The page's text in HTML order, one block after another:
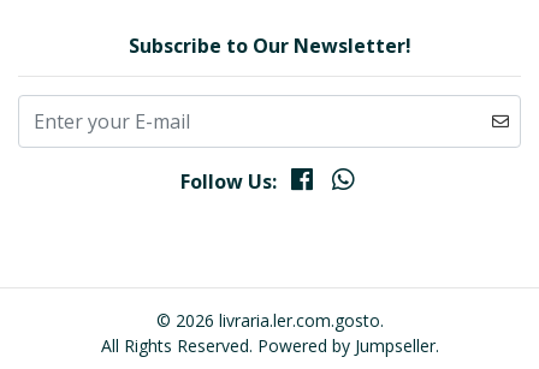
Subscribe to Our Newsletter!
Follow Us:
© 2026 livraria.ler.com.gosto.
All Rights Reserved. Powered by Jumpseller.